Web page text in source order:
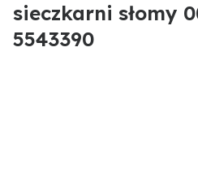
sieczkarni słomy
5543390